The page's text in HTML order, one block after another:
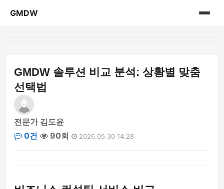
GMDW
GMDW 솔루션 비교 분석: 상황별 맞춤
선택법
전문가 김도윤
0건
90회 2026.05.30 14:28